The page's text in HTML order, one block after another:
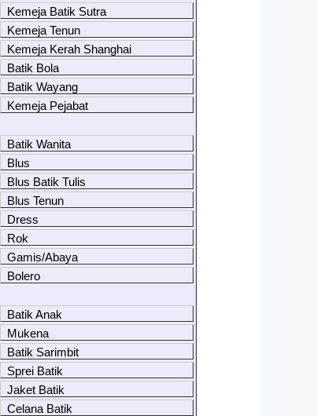
Kemeja Batik Sutra
Kemeja Tenun
Kemeja Kerah Shanghai
Batik Bola
Batik Wayang
Kemeja Pejabat
Batik Wanita
Blus
Blus Batik Tulis
Blus Tenun
Dress
Rok
Gamis/Abaya
Bolero
Batik Anak
Mukena
Batik Sarimbit
Sprei Batik
Jaket Batik
Celana Batik